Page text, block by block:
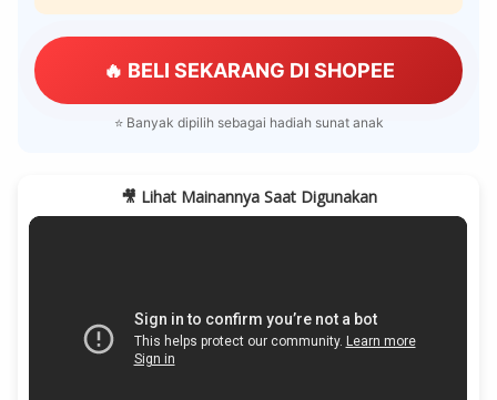
🔥 BELI SEKARANG DI SHOPEE
⭐ Banyak dipilih sebagai hadiah sunat anak
🎥 Lihat Mainannya Saat Digunakan